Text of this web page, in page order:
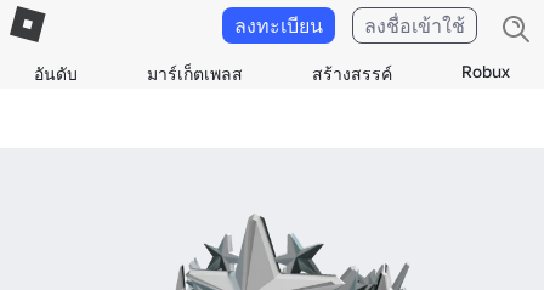
อันดับ มาร์เก็ตเพลส สร้างสรรค์ Robux
ลงทะเบียน ลงชื่อเข้าใช้